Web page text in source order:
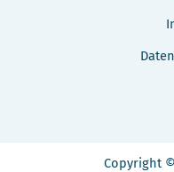
Copyright